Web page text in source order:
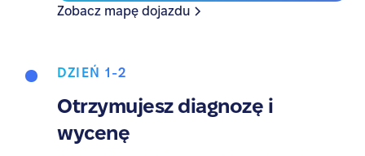
Zobacz mapę dojazdu
DZIEŃ 1-2
Otrzymujesz diagnozę i
wycenę